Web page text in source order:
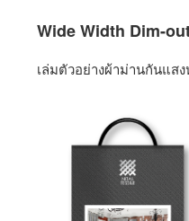
Wide Width Dim-
เล่มตัวอย่างผ้าม่านกันแส